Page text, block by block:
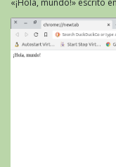
«¡Hola, mundo!» escrito